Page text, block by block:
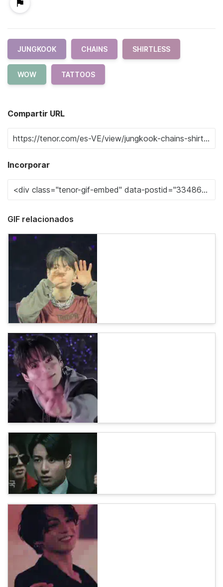
JUNGKOOK CHAINS SHIRTLESS
WOW TATTOOS
Compartir URL
Incorporar
GIF relacionados